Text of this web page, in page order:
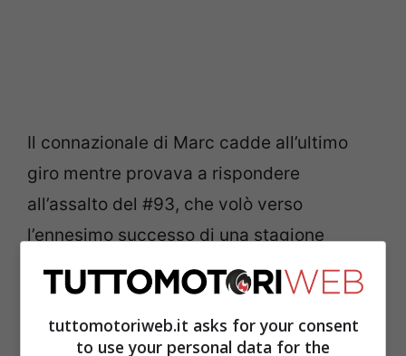
Il connazionale di Marc cadde all’ultimo
giro mentre provava a rispondere
all’assalto del #93, che volò verso
l’ennesimo successo di una stagione
dominata. Dal prossimo annodovremo
abituarci a non vederlo più con i colori
della Honda, visto il suo passaggio al
tuttomotoriweb.it asks for your consent
to use your personal data for the